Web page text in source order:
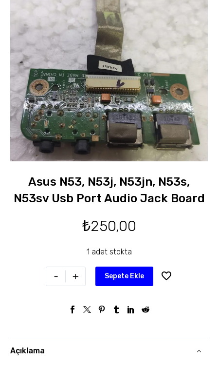
Asus N53, N53j, N53jn, N53s,
N53sv Usb Port Audio Jack Board
₺250,00
1 adet stokta
- + Sepete Ekle
Açıklama